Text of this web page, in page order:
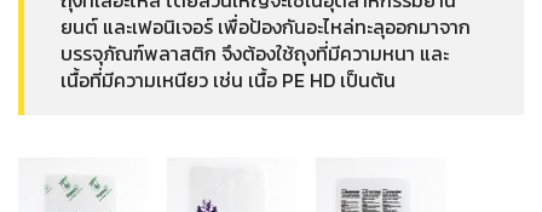
ยนต์ และเฟอนิเจอร์ เพื่อป้องกันอะไหล่ทะลุออกมาจาก
บรรจุภัณฑ์พลาสติก จึงต้องใช้ถุงที่มีความหนา และ
เนื้อที่มีความเหนียว เช่น เนื้อ PE HD เป็นต้น